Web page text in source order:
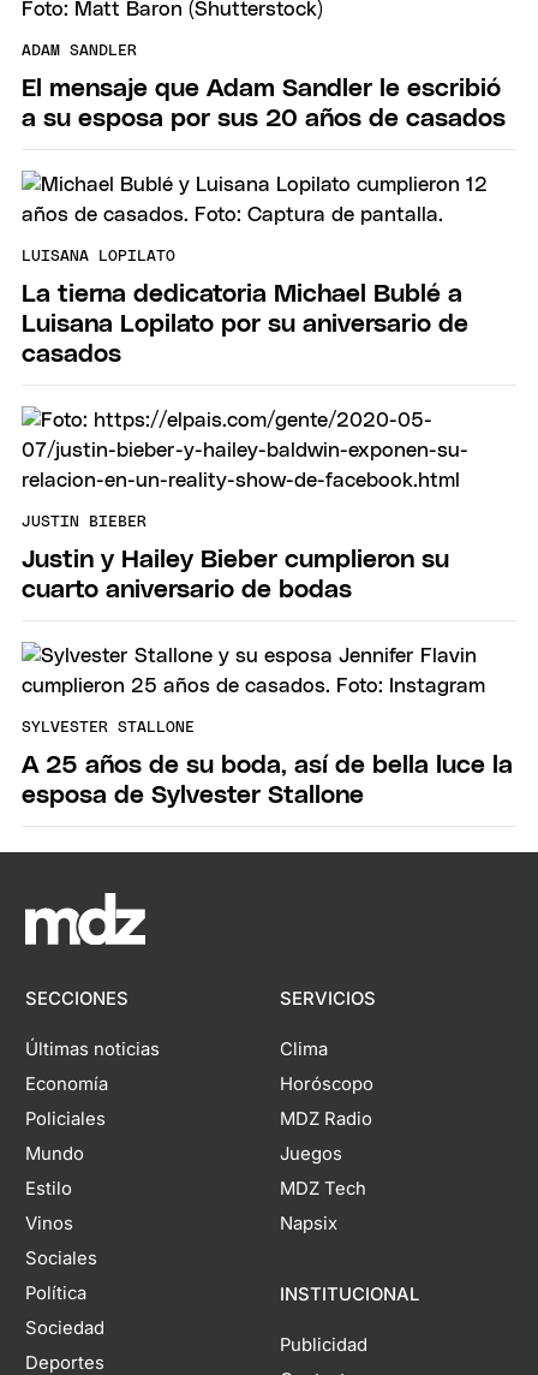
ADAM SANDLER
El mensaje que Adam Sandler le escribió
a su esposa por sus 20 años de casados
LUISANA LOPILATO
La tierna dedicatoria Michael Bublé a
Luisana Lopilato por su aniversario de
casados
JUSTIN BIEBER
Justin y Hailey Bieber cumplieron su
cuarto aniversario de bodas
SYLVESTER STALLONE
A 25 años de su boda, así de bella luce la
esposa de Sylvester Stallone
SECCIONES
Últimas noticias
Economía
Policiales
Mundo
Estilo
Vinos
Sociales
Política
Sociedad
Deportes
SERVICIOS
Clima
Horóscopo
MDZ Radio
Juegos
MDZ Tech
Napsix
INSTITUCIONAL
Publicidad